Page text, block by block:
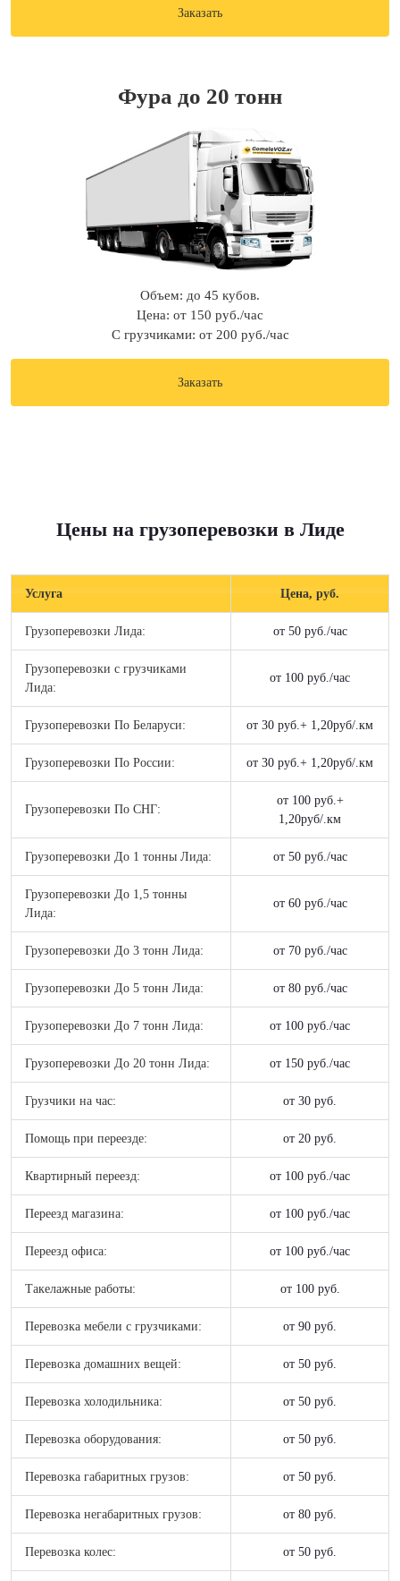
Заказать
Фура до 20 тонн
Объем: до 45 кубов.
Цена: от 150 руб./час
С грузчиками: от 200 руб./час
Заказать
Цены на грузоперевозки в Лиде
Услуга Цена, руб.
Грузоперевозки Лида: от 50 руб./час
Грузоперевозки c грузчиками
Лида:
от 100 руб./час
Грузоперевозки По Беларуси: от 30 руб.+ 1,20руб/.км
Грузоперевозки По России: от 30 руб.+ 1,20руб/.км
Грузоперевозки По СНГ:
от 100 руб.+
1,20руб/.км
Грузоперевозки До 1 тонны Лида: от 50 руб./час
Грузоперевозки До 1,5 тонны
Лида:
от 60 руб./час
Грузоперевозки До 3 тонн Лида: от 70 руб./час
Грузоперевозки До 5 тонн Лида: от 80 руб./час
Грузоперевозки До 7 тонн Лида: от 100 руб./час
Грузоперевозки До 20 тонн Лида: от 150 руб./час
Грузчики на час: от 30 руб.
Помощь при переезде: от 20 руб.
Квартирный переезд: от 100 руб./час
Переезд магазина: от 100 руб./час
Переезд офиса: от 100 руб./час
Такелажные работы: от 100 руб.
Перевозка мебели с грузчиками: от 90 руб.
Перевозка домашних вещей: от 50 руб.
Перевозка холодильника: от 50 руб.
Перевозка оборудования: от 50 руб.
Перевозка габаритных грузов: от 50 руб.
Перевозка негабаритных грузов: от 80 руб.
Перевозка колес: от 50 руб.